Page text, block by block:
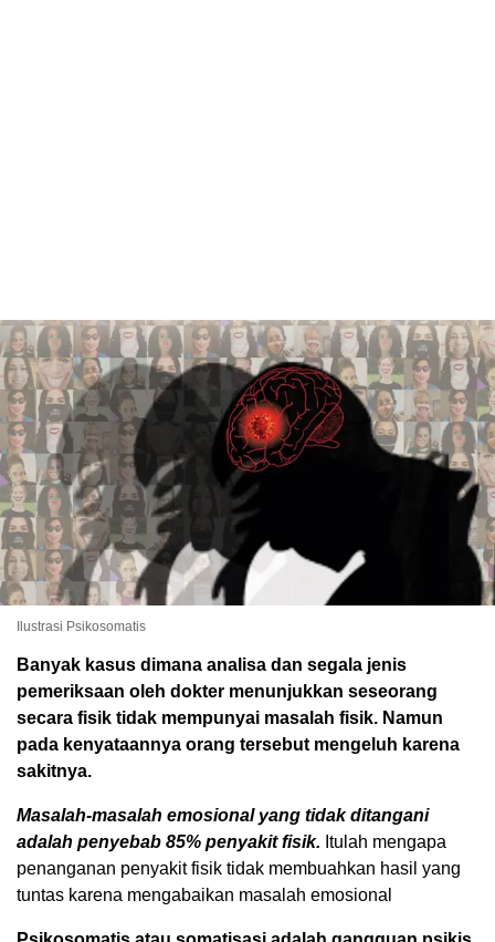
Ilustrasi Psikosomatis
Banyak kasus dimana analisa dan segala jenis
pemeriksaan oleh dokter menunjukkan seseorang
secara fisik tidak mempunyai masalah fisik. Namun
pada kenyataannya orang tersebut mengeluh karena
sakitnya.
Masalah-masalah emosional yang tidak ditangani
adalah penyebab 85% penyakit fisik. Itulah mengapa
penanganan penyakit fisik tidak membuahkan hasil yang
tuntas karena mengabaikan masalah emosional